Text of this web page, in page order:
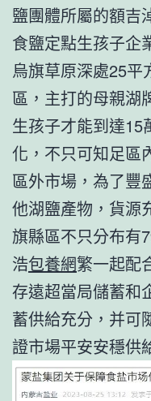
鹽團體所屬的額吉
食鹽定點生孩子企
烏旗草原深處25平
區，主打的母親湖
生孩子才能到達15
化，不只可知足區
區外市場，為了豐
他湖鹽產物，貨源
旗縣區不只分布有
浩包養網繁一起配
存遠超當局儲蓄和
蓄供給充分，并可
證市場平安安穩供